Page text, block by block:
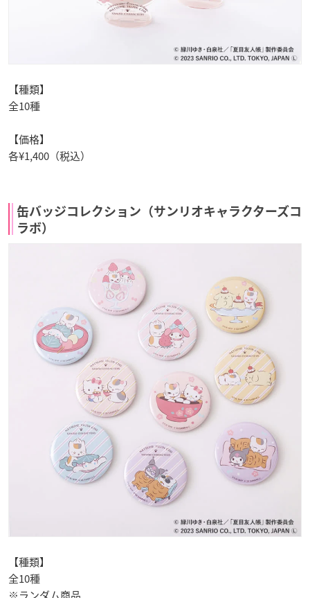
【種類】
全10種
【価格】
各¥1,400（税込）
缶バッジコレクション（サンリオキャラクターズコ
ラボ）
【種類】
全10種